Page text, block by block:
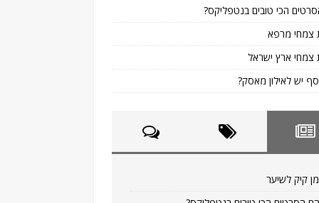
הכי טובים בנטפליקס?
צמחי מרפא
צמחי ארץ ישראל
יש לאילון מאסק?
קיק לשיער